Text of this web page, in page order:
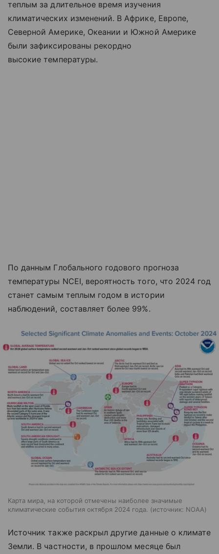
теплым за длительное время изучения
климатических изменений. В Африке, Европе,
Северной Америке, Океании и Южной Америке
были зафиксированы рекордно
высокие температуры.
По данным Глобального годового прогноза
температуры NCEI, вероятность того, что 2024 год
станет самым теплым годом в истории
наблюдений, составляет более 99%.
Карта мира, на которой отмечены наиболее значимые
климатические события октября 2024 года.
источник: NOAA
Источник также раскрыл другие данные о климате
Земли. В частности, в прошлом месяце был